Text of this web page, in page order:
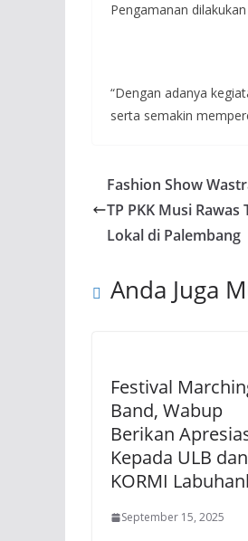
Pengamanan
“Dengan adanya
serta semakin
Fashion Show
TP PKK Musi
Lokal di Palembang
Anda Juga
Festival
Band, Wabup
Berikan
Kepada ULB dan
KORMI
September 15, 2025